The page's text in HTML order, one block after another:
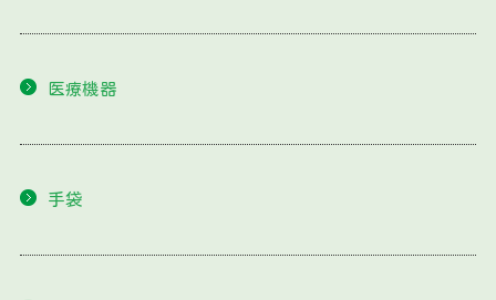
医療機器
手袋